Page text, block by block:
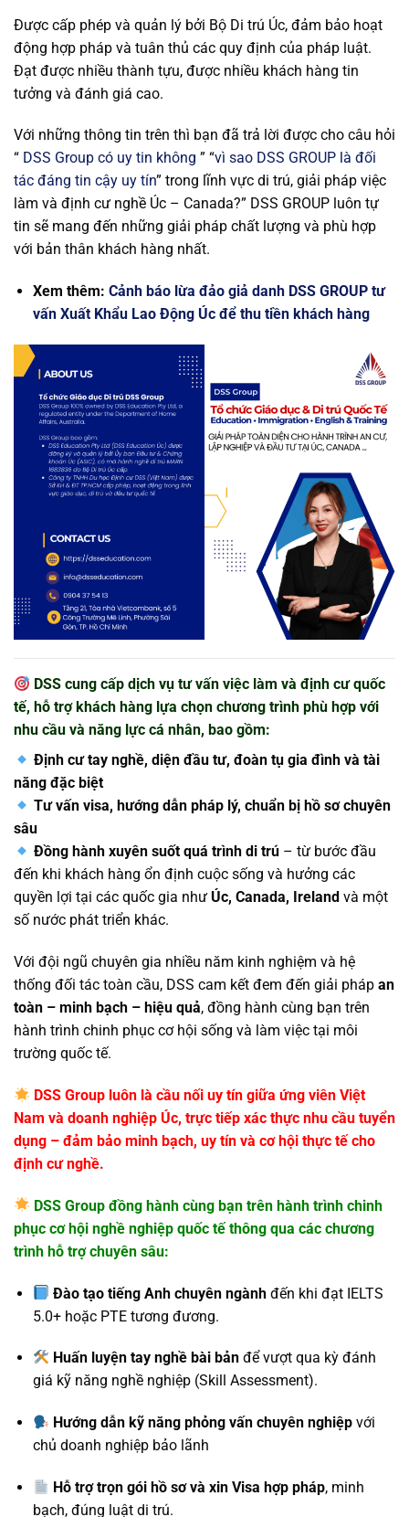
Được cấp phép và quản lý bởi Bộ Di trú Úc, đảm bảo hoạt
động hợp pháp và tuân thủ các quy định của pháp luật.
Đạt được nhiều thành tựu, được nhiều khách hàng tin
tưởng và đánh giá cao.
Với những thông tin trên thì bạn đã trả lời được cho câu hỏi
“ DSS Group có uy tin không ” “vì sao DSS GROUP là đối
tác đáng tin cậy uy tín” trong lĩnh vực di trú, giải pháp việc
làm và định cư nghề Úc – Canada?” DSS GROUP luôn tự
tin sẽ mang đến những giải pháp chất lượng và phù hợp
với bản thân khách hàng nhất.
Xem thêm: Cảnh báo lừa đảo giả danh DSS GROUP tư
vấn Xuất Khẩu Lao Động Úc để thu tiền khách hàng
DSS cung cấpdịch vụ tư vấn việc làm và định cư quốc
tế, hỗ trợ khách hàng lựa chọn chương trình phù hợp với
nhu cầu và năng lực cá nhân, bao gồm:
Định cư tay nghề, diện đầu tư, đoàn tụ gia đình và tài
năng đặc biệt
Tư vấn visa, hướng dẫn pháp lý, chuẩn bị hồ sơ chuyên
sâu
Đồng hành xuyên suốt quá trình di trú – từ bước đầu
đến khi khách hàng ổn định cuộc sống và hưởng các
quyền lợi tại các quốc gia như Úc, Canada, Ireland và một
số nước phát triển khác.
Với đội ngũ chuyên gia nhiều năm kinh nghiệm và hệ
thống đối tác toàn cầu, DSS cam kết đem đến giải pháp an
toàn – minh bạch – hiệu quả, đồng hành cùng bạn trên
hành trình chinh phục cơ hội sống và làm việc tại môi
trường quốc tế.
DSS Group luôn làcầu nối uy tín giữa ứng viên Việt
Nam và doanh nghiệp Úc, trực tiếp xác thực nhu cầu tuyển
dụng – đảm bảo minh bạch, uy tín và cơ hội thực tế cho
định cư nghề.
DSS Group đồng hành cùng bạn trên hành trình chinh
phục cơ hội nghề nghiệp quốc tế thông qua các chương
trình hỗ trợ chuyên sâu:
Đào tạo tiếng Anh chuyên ngành đến khi đạt IELTS
5.0+ hoặc PTE tương đương.
Huấn luyện tay nghề bài bản để vượt qua kỳ đánh
giá kỹ năng nghề nghiệp (Skill Assessment).
Hướng dẫn kỹ năng phỏng vấn chuyên nghiệp với
chủ doanh nghiệp bảo lãnh
Hỗ trợ trọn gói hồ sơ và xin Visa hợp pháp, minh
bạch, đúng luật di trú.